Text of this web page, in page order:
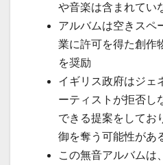
や音楽は含まれてい
アルバムは空きスペ
業に許可を得た創作
を奨励
イギリス政府はジェ
ーティストが拒否し
できる提案をしてお
御を奪う可能性があ
この無音アルバムは